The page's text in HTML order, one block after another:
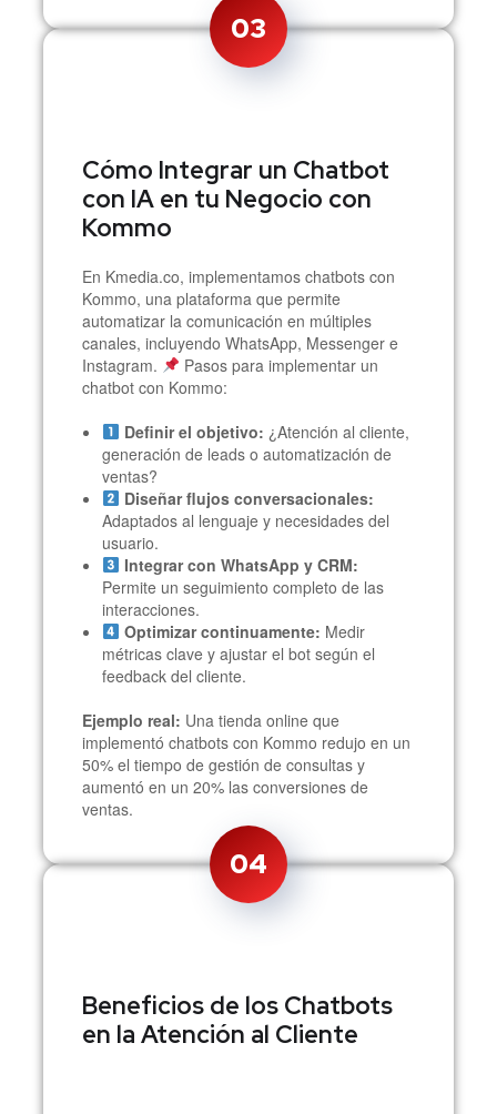
03
Cómo Integrar un Chatbot
con IA en tu Negocio con
Kommo
En Kmedia.co, implementamos chatbots con
Kommo, una plataforma que permite
automatizar la comunicación en múltiples
canales, incluyendo WhatsApp, Messenger e
Instagram.
Pasos para implementar un
chatbot con Kommo:
Definir el objetivo: ¿Atención al cliente,
generación de leads o automatización de
ventas?
Diseñar flujos conversacionales:
Adaptados al lenguaje y necesidades del
usuario.
Integrar con WhatsApp y CRM:
Permite un seguimiento completo de las
interacciones.
Optimizar continuamente: Medir
métricas clave y ajustar el bot según el
feedback del cliente.
Ejemplo real: Una tienda online que
implementó chatbots con Kommo redujo en un
50% el tiempo de gestión de consultas y
aumentó en un 20% las conversiones de
ventas.
04
Beneficios de los Chatbots
en la Atención al Cliente